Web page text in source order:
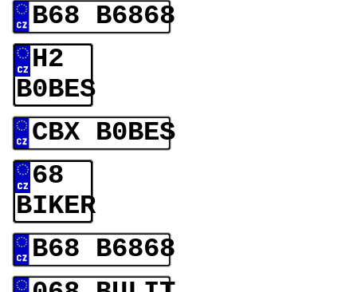
B68 B6868
H2
B0BES
CBX B0BES
68
BIKER
B68 B6868